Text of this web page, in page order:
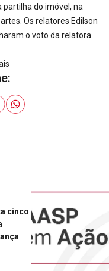
do imóvel, na
Os relatores Edilson
o voto da relatora.
cinco